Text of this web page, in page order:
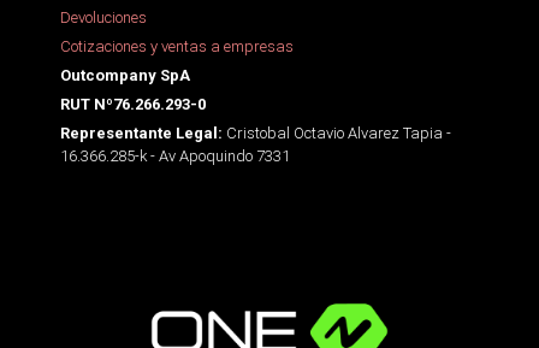
Devoluciones
Cotizaciones y ventas a empresas
Outcompany SpA
RUT Nº76.266.293-0
Representante Legal: Cristobal Octavio Alvarez Tapia -
16.366.285-k - Av Apoquindo 7331